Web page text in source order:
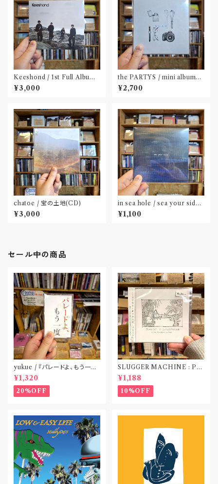
Keeshond / 1st Full Album
『Keeshond』
¥3,000
the PARTYS / mini album
「NEAR」(CD)〝奈良〟
¥2,700
chatoe / 宝の土地(CD)
¥3,000
in sea hole / sea your side
(CD)
¥1,100
セール中の商品
yukue / 『パレードよ、もう一度』
(TAPE)
¥1,320
20%OFF
SLUGGER MACHINE : PE
ACE OUT! / we die if we d
o not do “DIG”(SPLIT CD)
〝横浜&札幌〟
¥1,188
10%OFF